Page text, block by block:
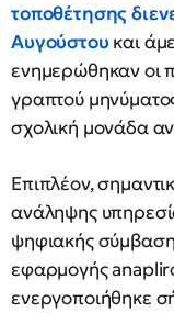
τοποθέτησης
Αυγούστου και
ενημερώθηκαν οι
γραπτού
σχολική μονάδα
Επιπλέον,
ανάληψης
ψηφιακής
εφαρμογής
ενεργοποιήθηκε